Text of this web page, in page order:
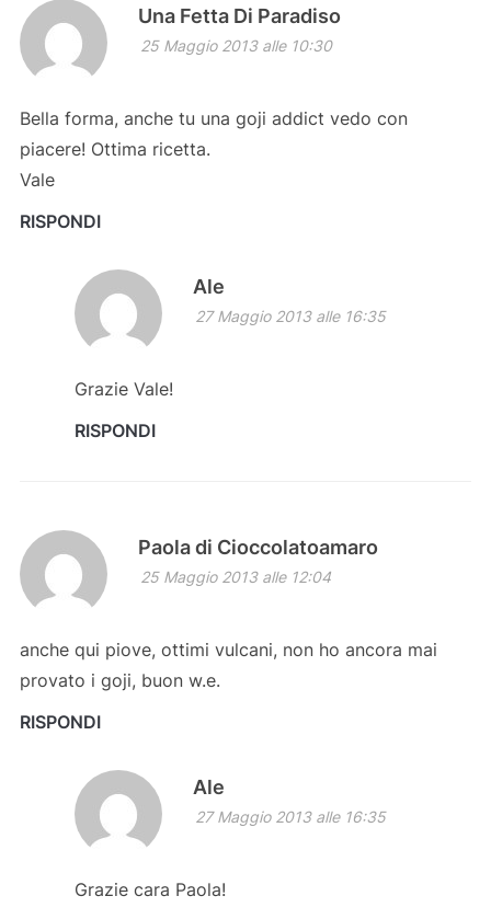
Una Fetta Di Paradiso
25 Maggio 2013 alle 10:30
Bella forma, anche tu una goji addict vedo con
piacere! Ottima ricetta.
Vale
RISPONDI
Ale
27 Maggio 2013 alle 16:35
Grazie Vale!
RISPONDI
Paola di Cioccolatoamaro
25 Maggio 2013 alle 12:04
anche qui piove, ottimi vulcani, non ho ancora mai
provato i goji, buon w.e.
RISPONDI
Ale
27 Maggio 2013 alle 16:35
Grazie cara Paola!